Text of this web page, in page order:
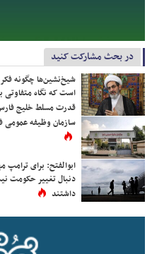
در بحث مشارکت کنید
شیخ‌نشین‌ها چگونه
است که نگاه متفاوتی
قدرت مسلط خلیج
سازمان وظیفه عمومی
ابوالفتح: برای ترامپ
دنبال تغییر حکومت
داشتند